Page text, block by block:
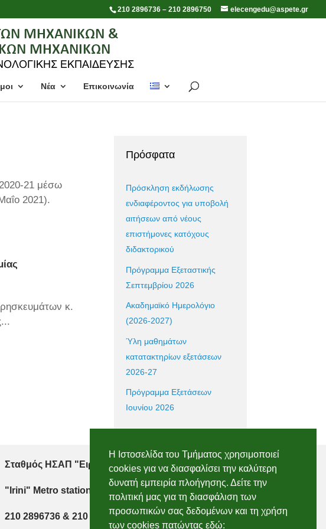
210 2896736 – 210 2896750 elecengedu@aspete.gr
Νέα Επικοινωνία
2020-21 μέσω
2021).
κ.
Πρόσφατα
Πρόσκληση εκδήλωσης
ενδιαφέροντος για υποβολή
αιτήσεων από νέους
επιστήμονες κατόχους
διδακτορικού
Πρόγραμμα Εξεταστικής
Σεπτεμβρίου 2026
Ακαδημαϊκό Ημερολόγιο
(2026-2027)
Ύλη μαθημάτων
κατατακτηρίων εξετάσεων
2026-27
Πρόγραμμα Εξετάσεων
Ιουνίου 2026
Σταθμός ΗΣΑΠ "Ειρήνη", 151 22, Αμαρούσιο Αττικής
"Irini" Metro station, 151 22, Marousi, Attiki
210 2896736 & 210 2896750
Η Ιστοσελίδα του Τμήματος χρησιμοποιεί
cookies για να διασφαλίσει την καλύτερη
δυνατή εμπειρία πλοήγησης. Δείτε την
πολιτική μας για τη διασφάλιση των
προσωπικών σας δεδομένων και τη χρήση
των cookies πατώντας εδώ: